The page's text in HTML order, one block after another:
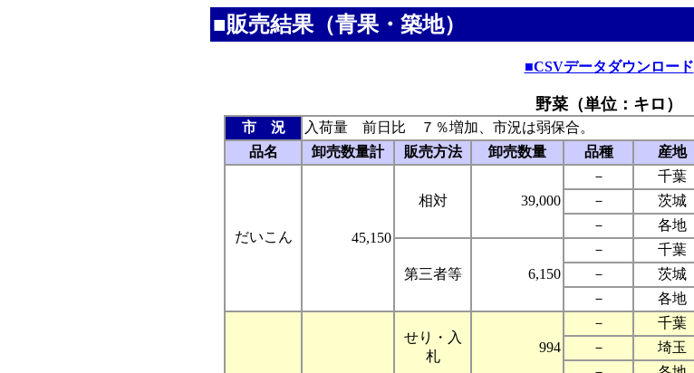
■販売結果（青果・築地）
■CSVデータダウンロード
野菜（単位：キロ）
市 況
入荷量 前日比 ７％増加、市況は弱保合。
品名
卸売数量計 販売方法 卸売数量 品種 産地
だいこん 45,150
相対 39,000
－ 千葉
－
茨城
－
各地
第三者等 6,150
－ 千葉
－
茨城
－
各地
せり・入
札
994
－ 千葉
－
埼玉